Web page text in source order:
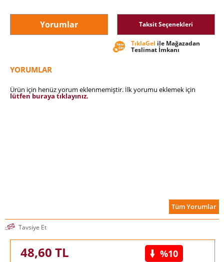
Yorumlar Taksit Seçenekleri
TıklaGel ile Mağazadan
Teslimat İmkanı
YORUMLAR
Ürün için henüz yorum eklenmemiştir. İlk yorumu eklemek için
lütfen buraya tıklayınız.
Tüm Yorumlar
Tavsiye Et
48,60 TL %10